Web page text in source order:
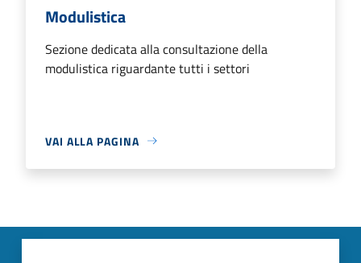
Modulistica
Sezione dedicata alla consultazione della
modulistica riguardante tutti i settori
VAI ALLA PAGINA